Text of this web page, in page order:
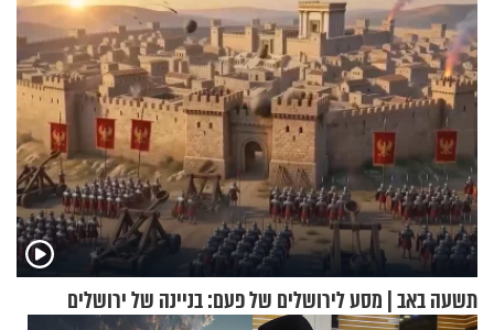
תשעה באב | מסע לירושלים של פעם: בניינה של ירושלים